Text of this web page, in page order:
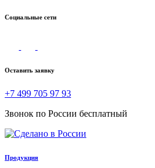
Социальные сети
Оставить заявку
+7 499 705 97 93
Звонок по России бесплатный
Продукция